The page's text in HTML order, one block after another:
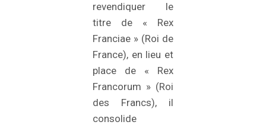
revendiquer le
titre de « Rex
Franciae » (Roi de
France), en lieu et
place de « Rex
Francorum » (Roi
des Francs), il
consolide